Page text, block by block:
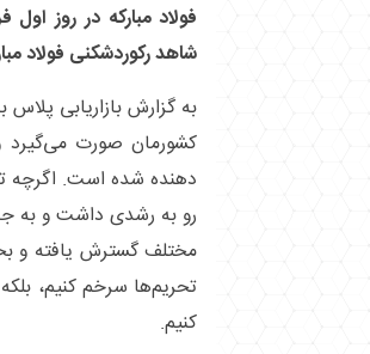
فولاد مبارکه در روز
شاهد رکوردشکنی فولاد
به گزارش بازاریابی
کشورمان صورت می‌گیرد
دهنده شده است. اگرچه
رو به رشدی داشت و به
مختلف گسترش یافته و
تحریم‌ها سرخم کنیم، بلکه
کنیم.